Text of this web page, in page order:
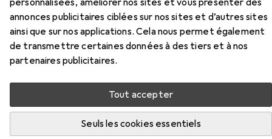
personnalisées, améliorer nos sites et vous présenter des
annonces publicitaires ciblées sur nos sites et d’autres sites
ainsi que sur nos applications. Cela nous permet également
de transmettre certaines données à des tiers et à nos
partenaires publicitaires.
Tout accepter
Seuls les cookies essentiels
Populaire
Pertinence
Liste des produits
REMISE QUANTITATIVE